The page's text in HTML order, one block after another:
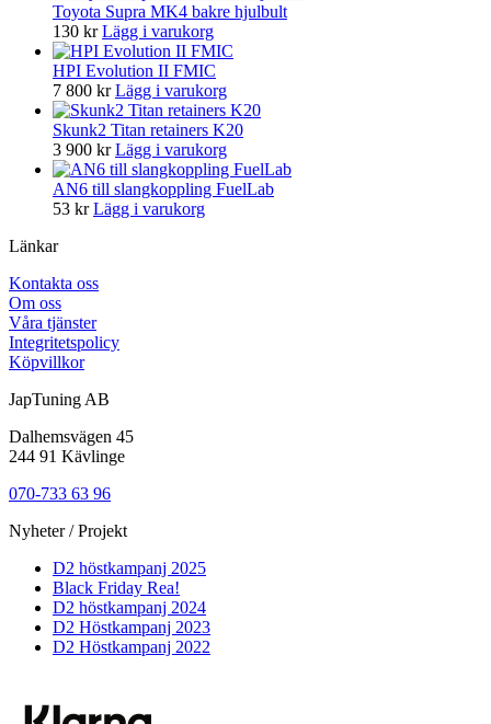
Toyota Supra MK4 bakre hjulbult
130 kr Lägg i varukorg
HPI Evolution II FMIC
7 800 kr Lägg i varukorg
Skunk2 Titan retainers K20
3 900 kr Lägg i varukorg
AN6 till slangkoppling FuelLab
53 kr Lägg i varukorg
Länkar
Kontakta oss
Om oss
Våra tjänster
Integritetspolicy
Köpvillkor
JapTuning AB
Dalhemsvägen 45
244 91 Kävlinge
070-733 63 96
Nyheter / Projekt
D2 höstkampanj 2025
Black Friday Rea!
D2 höstkampanj 2024
D2 Höstkampanj 2023
D2 Höstkampanj 2022